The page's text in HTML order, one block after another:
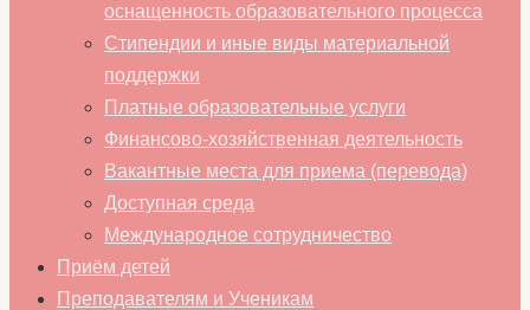
оснащенность образовательного процесса
Стипендии и иные виды материальной
поддержки
Платные образовательные услуги
Финансово-хозяйственная деятельность
Вакантные места для приема (перевода)
Доступная среда
Международное сотрудничество
Приём детей
Преподавателям и Ученикам